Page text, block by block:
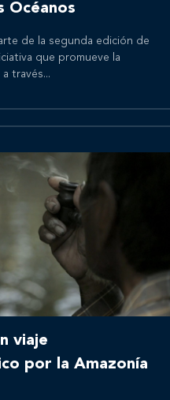
servicios
clientes
Océanos
de la segunda edición de
que promueve la
través...
viaje
por la Amazonía